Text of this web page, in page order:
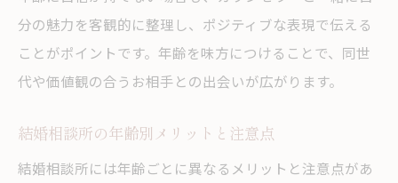
分の魅力を客観的に整理し、ポジティブな表現で伝える
ことがポイントです。年齢を味方につけることで、同世
代や価値観の合うお相手との出会いが広がります。
結婚相談所の年齢別メリットと注意点
結婚相談所には年齢ごとに異なるメリットと注意点があ